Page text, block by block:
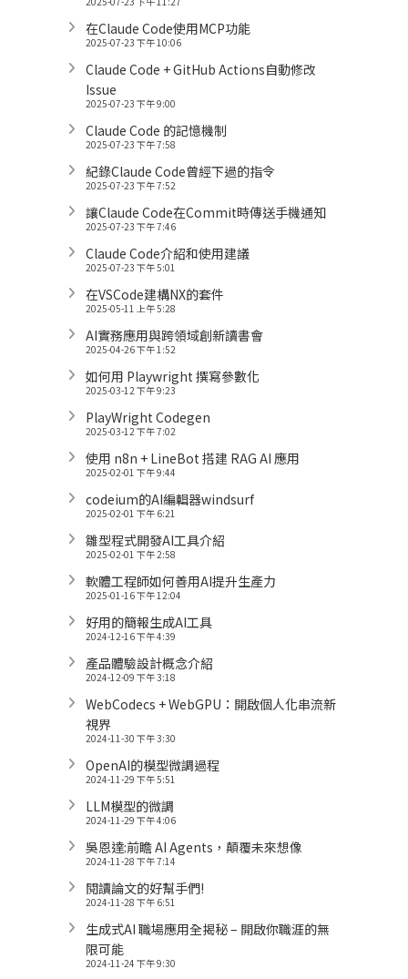
在Claude Code使用MCP功能
2025-07-23 下午 10:06
Claude Code + GitHub Actions自動修改
Issue
2025-07-23 下午 9:00
Claude Code 的記憶機制
2025-07-23 下午 7:58
紀錄Claude Code曾經下過的指令
2025-07-23 下午 7:52
讓Claude Code在Commit時傳送手機通知
2025-07-23 下午 7:46
Claude Code介紹和使用建議
2025-07-23 下午 5:01
在VSCode建構NX的套件
2025-05-11 上午 5:28
AI實務應用與跨領域創新讀書會
2025-04-26 下午 1:52
如何用 Playwright 撰寫參數化
2025-03-12 下午 9:23
PlayWright Codegen
2025-03-12 下午 7:02
使用 n8n + LineBot 搭建 RAG AI 應用
2025-02-01 下午 9:44
codeium的AI編輯器windsurf
2025-02-01 下午 6:21
雛型程式開發AI工具介紹
2025-02-01 下午 2:58
軟體工程師如何善用AI提升生產力
2025-01-16 下午 12:04
好用的簡報生成AI工具
2024-12-16 下午 4:39
產品體驗設計概念介紹
2024-12-09 下午 3:18
WebCodecs + WebGPU：開啟個人化串流新
視界
2024-11-30 下午 3:30
OpenAI的模型微調過程
2024-11-29 下午 5:51
LLM模型的微調
2024-11-29 下午 4:06
吳恩達:前瞻 AI Agents，顛覆未來想像
2024-11-28 下午 7:14
閱讀論文的好幫手們!
2024-11-28 下午 6:51
生成式AI 職場應用全揭秘 – 開啟你職涯的無
限可能
2024-11-24 下午 9:30